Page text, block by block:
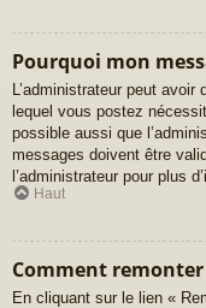
Pourquoi mon
L’administrateur peut
lequel vous postez
possible aussi que
messages doivent être
l’administrateur pour plus
Haut
Comment
En cliquant sur le lien «